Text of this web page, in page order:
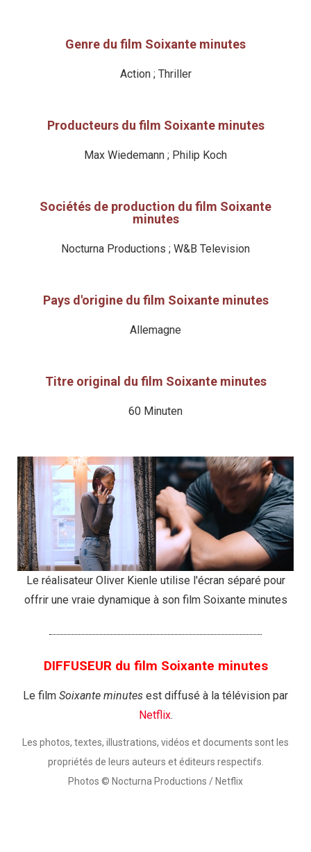
Genre du film Soixante minutes
Action ; Thriller
Producteurs du film Soixante minutes
Max Wiedemann ; Philip Koch
Sociétés de production du film Soixante
minutes
Nocturna Productions ; W&B Television
Pays d'origine du film Soixante minutes
Allemagne
Titre original du film Soixante minutes
60 Minuten
Le réalisateur Oliver Kienle utilise l'écran séparé pour
offrir une vraie dynamique à son film Soixante minutes
DIFFUSEUR du film Soixante minutes
Le film Soixante minutes est diffusé à la télévision par
Netflix.
Les photos, textes, illustrations, vidéos et documents sont les
propriétés de leurs auteurs et éditeurs respectifs.
Photos © Nocturna Productions / Netflix